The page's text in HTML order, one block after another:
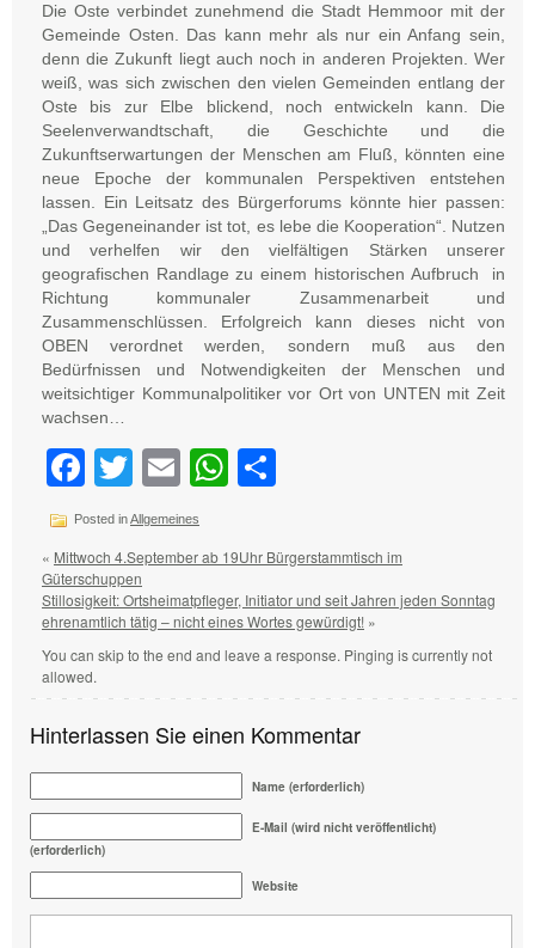
Die Oste verbindet zunehmend die Stadt Hemmoor mit der
Gemeinde Osten. Das kann mehr als nur ein Anfang sein,
denn die Zukunft liegt auch noch in anderen Projekten. Wer
weiß, was sich zwischen den vielen Gemeinden entlang der
Oste bis zur Elbe blickend, noch entwickeln kann. Die
Seelenverwandtschaft, die Geschichte und die
Zukunftserwartungen der Menschen am Fluß, könnten eine
neue Epoche der kommunalen Perspektiven entstehen
lassen. Ein Leitsatz des Bürgerforums könnte hier passen:
„Das Gegeneinander ist tot, es lebe die Kooperation“. Nutzen
und verhelfen wir den vielfältigen Stärken unserer
geografischen Randlage zu einem historischen Aufbruch in
Richtung kommunaler Zusammenarbeit und
Zusammenschlüssen. Erfolgreich kann dieses nicht von
OBEN verordnet werden, sondern muß aus den
Bedürfnissen und Notwendigkeiten der Menschen und
weitsichtiger Kommunalpolitiker vor Ort von UNTEN mit Zeit
wachsen…
Facebook
Twitter
EmailWhatsApp
Posted inAllgemeines
« Mittwoch 4.September ab 19Uhr Bürgerstammtisch im
Güterschuppen
Stillosigkeit: Ortsheimatpfleger, Initiator und seit Jahren jeden Sonntag
ehrenamtlich tätig – nicht eines Wortes gewürdigt! »
You can skip to the end and leave a response. Pinging is currently not
allowed.
Hinterlassen Sie einen Kommentar
Name (erforderlich)
E-Mail (wird nicht veröffentlicht)
(erforderlich)
Website